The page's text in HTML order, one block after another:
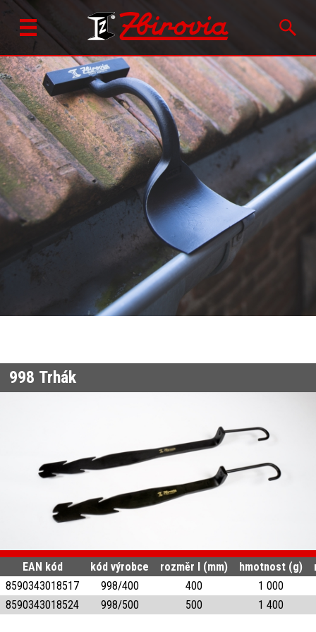
998 Trhák
EAN kód kód výrobce rozměr l (mm) hmotnost (g)
8590343018517
998/400 400
1 000
8590343018524
998/500 500 1 400